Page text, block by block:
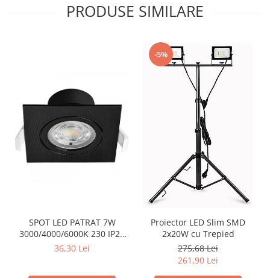
PRODUSE SIMILARE
SPOT LED PATRAT 7W
3000/4000/6000K 230 IP20
NEGRU ROTABIL
36,30 Lei
-5%
Proiector LED Slim SMD
2x20W cu Trepied
275,68 Lei
261,90 Lei